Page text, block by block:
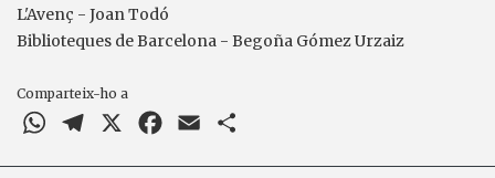
L'Avenç - Joan Todó
Biblioteques de Barcelona - Begoña Gómez Urzaiz
Comparteix-ho a
WhatsAppTelegram Facebook
Email